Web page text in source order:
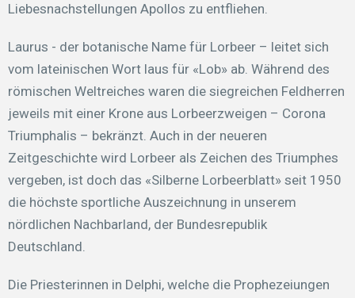
Liebesnachstellungen Apollos zu entfliehen.
Laurus - der botanische Name für Lorbeer – leitet sich
vom lateinischen Wort laus für «Lob» ab. Während des
römischen Weltreiches waren die siegreichen Feldherren
jeweils mit einer Krone aus Lorbeerzweigen – Corona
Triumphalis – bekränzt. Auch in der neueren
Zeitgeschichte wird Lorbeer als Zeichen des Triumphes
vergeben, ist doch das «Silberne Lorbeerblatt» seit 1950
die höchste sportliche Auszeichnung in unserem
nördlichen Nachbarland, der Bundesrepublik
Deutschland.
Die Priesterinnen in Delphi, welche die Prophezeiungen